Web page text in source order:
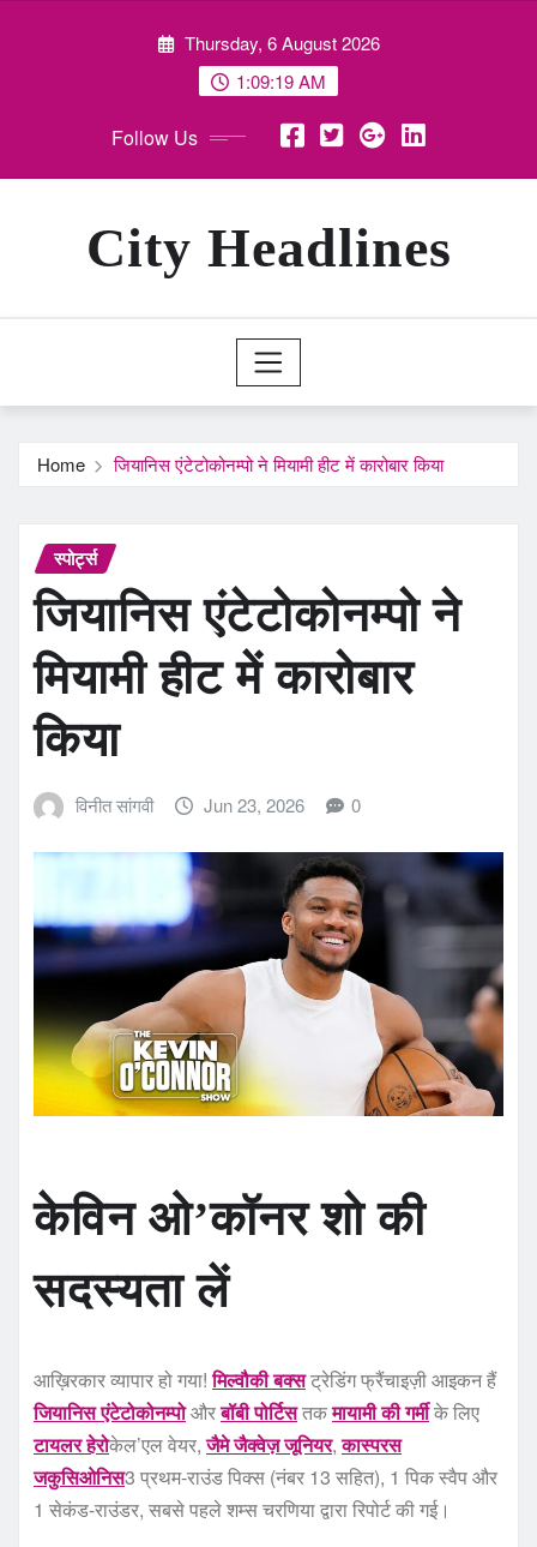
Thursday, 6 August 2026
1:09:20 AM
Follow Us
City Headlines
Home जियानिस एंटेटोकोनम्पो ने मियामी हीट में कारोबार किया
स्पोर्ट्स
जियानिस एंटेटोकोनम्पो ने
मियामी हीट में कारोबार
किया
विनीत सांगवी Jun 23, 2026 0
केविन ओ’कॉनर शो की
सदस्यता लें
आख़िरकार व्यापार हो गया!मिल्वौकी बक्सट्रेडिंग फ्रैंचाइज़ी आइकन हैं
जियानिस एंटेटोकोनम्पोऔरबॉबी पोर्टिसतकमायामी की गर्मीके लिए
टायलर हेरोकेल’एल वेयर,जैमे जैक्वेज़ जूनियर,कास्परस
जकुसिओनिस3 प्रथम-राउंड पिक्स (नंबर 13 सहित), 1 पिक स्वैप और
1 सेकंड-राउंडर, सबसे पहले शम्स चरणिया द्वारा रिपोर्ट की गई।